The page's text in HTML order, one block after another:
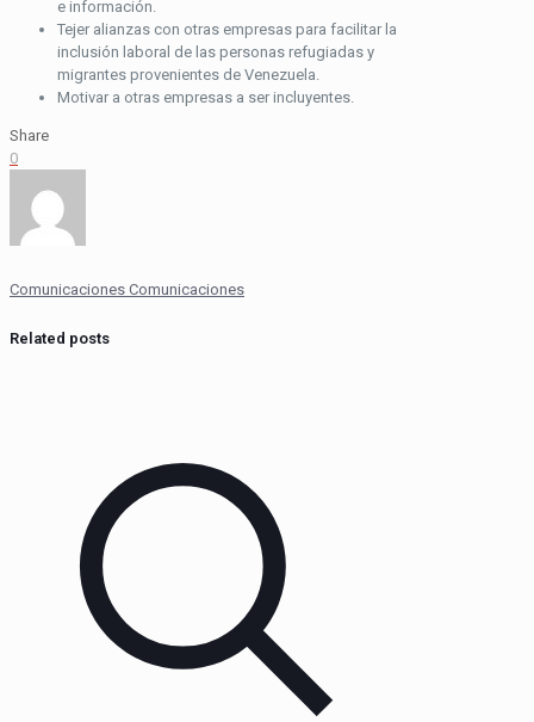
e información.
Tejer alianzas con otras empresas para facilitar la
inclusión laboral de las personas refugiadas y
migrantes provenientes de Venezuela.
Motivar a otras empresas a ser incluyentes.
Share
0
Comunicaciones Comunicaciones
Related posts